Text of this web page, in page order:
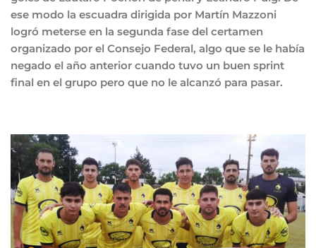
ese modo la escuadra dirigida por Martín Mazzoni
logró meterse en la segunda fase del certamen
organizado por el Consejo Federal, algo que se le había
negado el año anterior cuando tuvo un buen sprint
final en el grupo pero que no le alcanzó para pasar.